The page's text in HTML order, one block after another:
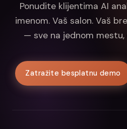
Ponudite klijentima AI
imenom. Vaš salon. Vaš
— sve na jednom
Zatražite besplatnu demo